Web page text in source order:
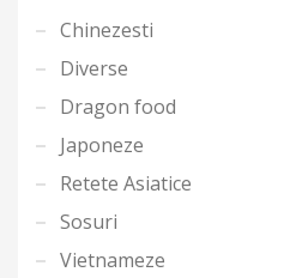
Chinezesti
Diverse
Dragon food
Japoneze
Retete Asiatice
Sosuri
Vietnameze